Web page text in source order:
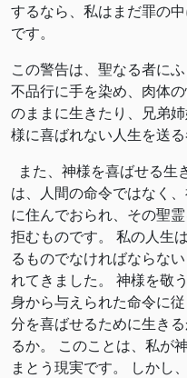
するなら、私はまだ罪の
です。
この警告は、聖なる者に
不品行に手を染め、肉体
のままに生きたり、兄弟
様に喜ばれない人生を送
また、神様を喜ばせる生
は、人間の命令ではなく
に住んでおられ、その聖
拒むものです。 私の人生
るものでなければならな
れてきました。 神様を敬
身から与えられた命令に
分を喜ばせるために生き
るか。 このことは、私が
まとう現実です。 しかし